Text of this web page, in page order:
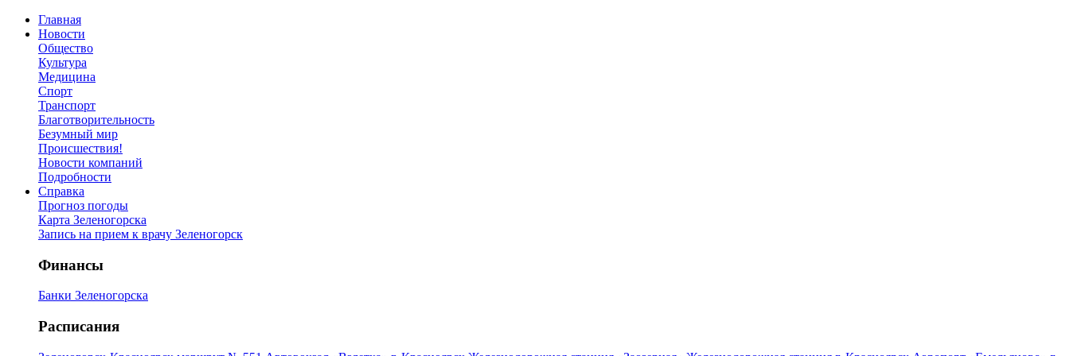
Главная
Новости
Общество
Культура
Медицина
Спорт
Транспорт
Благотворительность
Безумный мир
Происшествия!
Новости компаний
Подробности
Справка
Прогноз погоды
Карта Зеленогорска
Запись на прием к врачу Зеленогорск
Финансы
Банки Зеленогорска
Расписания